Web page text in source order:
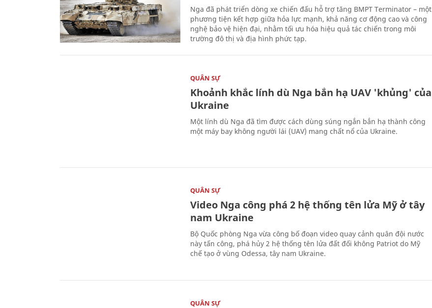
Nga đã phát triển dòng xe chiến đấu hỗ trợ tăng BMPT Terminator – một
phương tiện kết hợp giữa hỏa lực mạnh, khả năng cơ động cao và công
nghệ bảo vệ hiện đại, nhằm tối ưu hóa hiệu quả tác chiến trong môi
trường đô thị và địa hình phức tạp.
QUÂN SỰ
Khoảnh khắc lính dù Nga bắn hạ UAV 'khủng' của
Ukraine
Một lính dù Nga đã tìm được cách dùng súng ngắn bắn hạ thành công
một máy bay không người lái (UAV) mang chất nổ của Ukraine.
QUÂN SỰ
Video Nga công phá 2 hệ thống tên lửa Mỹ ở tây
nam Ukraine
Bộ Quốc phòng Nga vừa công bố đoạn video quay cảnh quân đội nước
này tấn công, phá hủy 2 hệ thống tên lửa đất đối không Patriot do Mỹ
chế tạo ở vùng Odessa, tây nam Ukraine.
QUÂN SỰ